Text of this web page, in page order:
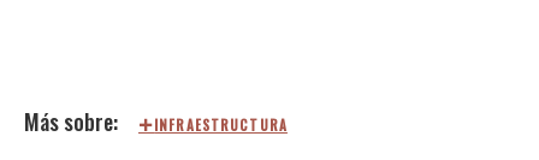
INFRAESTRUCTURA